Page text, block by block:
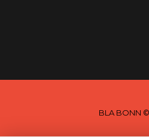
BLA BONN